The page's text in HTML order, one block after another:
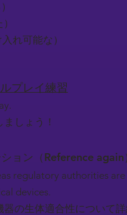
れ可能な）
プレイ練習
しょう！
ョン（Reference again
regulatory authorities
devices.
の生体適合性について